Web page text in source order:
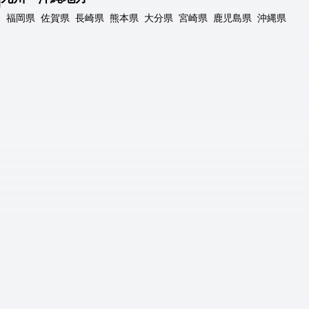
福岡県 佐賀県 長崎県 熊本県 大分県 宮崎県 鹿児島県 沖縄県